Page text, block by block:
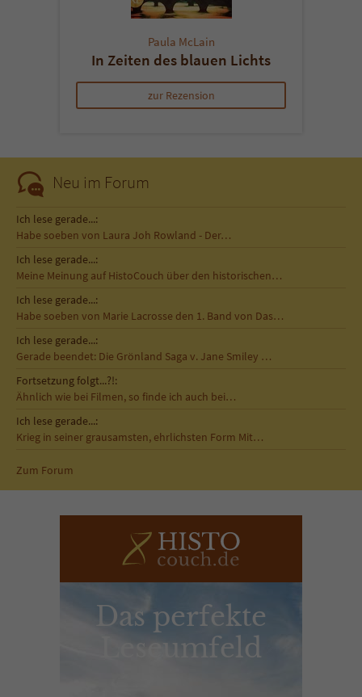
Paula McLain
In Zeiten des blauen Lichts
zur Rezension
Neu im Forum
Ich lese gerade...:
Habe soeben von Laura Joh Rowland - Der…
Ich lese gerade...:
Meine Meinung auf HistoCouch über den historischen…
Ich lese gerade...:
Habe soeben von Marie Lacrosse den 1. Band von Das…
Ich lese gerade...:
Gerade beendet: Die Grönland Saga v. Jane Smiley …
Fortsetzung folgt...?!:
Ähnlich wie bei Filmen, so finde ich auch bei…
Ich lese gerade...:
Krieg in seiner grausamsten, ehrlichsten Form Mit…
Zum Forum
Das perfekte
Leseumfeld